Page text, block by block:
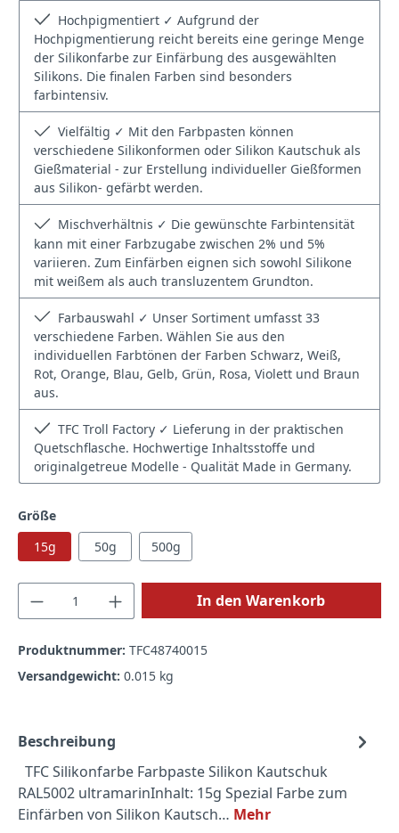
Hochpigmentiert ✓ Aufgrund der
Hochpigmentierung reicht bereits eine geringe Menge
der Silikonfarbe zur Einfärbung des ausgewählten
Silikons. Die finalen Farben sind besonders
farbintensiv.
Vielfältig ✓ Mit den Farbpasten können
verschiedene Silikonformen oder Silikon Kautschuk als
Gießmaterial - zur Erstellung individueller Gießformen
aus Silikon- gefärbt werden.
Mischverhältnis ✓ Die gewünschte Farbintensität
kann mit einer Farbzugabe zwischen 2% und 5%
variieren. Zum Einfärben eignen sich sowohl Silikone
mit weißem als auch transluzentem Grundton.
Farbauswahl ✓ Unser Sortiment umfasst 33
verschiedene Farben. Wählen Sie aus den
individuellen Farbtönen der Farben Schwarz, Weiß,
Rot, Orange, Blau, Gelb, Grün, Rosa, Violett und Braun
aus.
TFC Troll Factory ✓ Lieferung in der praktischen
Quetschflasche. Hochwertige Inhaltsstoffe und
originalgetreue Modelle - Qualität Made in Germany.
Größeauswählen
15g
50g 500g
Produkt Anzahl: Gib den gewünschten
In den Warenkorb
Produktnummer: TFC48740015
Versandgewicht: 0.015 kg
Beschreibung
TFC Silikonfarbe Farbpaste Silikon Kautschuk
RAL5002 ultramarinInhalt: 15g Spezial Farbe zum
Einfärben von Silikon Kautsch… Mehr